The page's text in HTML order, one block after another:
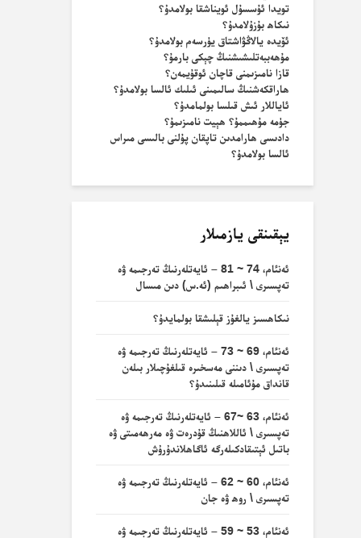
تويدا ئۇسسۇل ئويناشقا بولامدۇ؟
نىكاھ بۇزۇلامدۇ؟
ئۆيدە يالاڭۋاشتاق يۈرسەم بولامدۇ؟
مۇھەببەتلىشىشنىڭ چېكى بارمۇ؟
قازا نامىزىمنى قاچان ئوقۇيمەن؟
ھاراقكەشنىڭ سالىمىنى ئىلىك ئالسا بولامدۇ؟
ئاياللار ئىش قىلسا بولمامدۇ؟
جۈمە مۇھىممۇ؟ ھېيت نامىزىمۇ؟
دادىسى ھارامدىن تاپقان پۇلنى بالىسى مىراس
ئالسا بولامدۇ؟
يېقىنقى يازمىلار
ئەنئام، 74 ~ 81 – ئايەتلەرنىڭ تەرجىمە ۋە
تەپسىرى \ ئىبراھىم (ئە.س) دىن مىسال
نىكاھسىز يالغۇز قېلىشقا بولمايدۇ؟
ئەنئام، 69 ~ 73 – ئايەتلەرنىڭ تەرجىمە ۋە
تەپسىرى \ دىننى مەسخىرە قىلغۇچىلار بىلەن
قانداق مۇئامىلە قىلىنىدۇ؟
ئەنئام، 63 ~67 – ئايەتلەرنىڭ تەرجىمە ۋە
تەپسىرى \ ئاللاھنىڭ قۇدرەت ۋە مەرھەمىتى ۋە
باتىل ئېتىقادكىلەرگە ئاگاھلاندۇرۇش
ئەنئام، 60 ~ 62 – ئايەتلەرنىڭ تەرجىمە ۋە
تەپسىرى \ روھ ۋە جان
ئەنئام، 53 ~ 59 – ئايەتلەرنىڭ تەرجىمە ۋە